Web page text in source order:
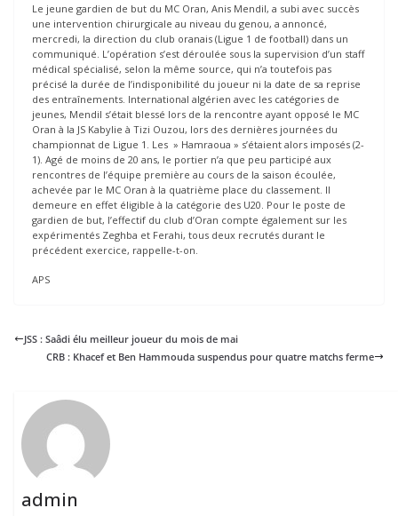
Le jeune gardien de but du MC Oran, Anis Mendil, a subi avec succès
une intervention chirurgicale au niveau du genou, a annoncé,
mercredi, la direction du club oranais (Ligue 1 de football) dans un
communiqué. L’opération s’est déroulée sous la supervision d’un staff
médical spécialisé, selon la même source, qui n’a toutefois pas
précisé la durée de l’indisponibilité du joueur ni la date de sa reprise
des entraînements. International algérien avec les catégories de
jeunes, Mendil s’était blessé lors de la rencontre ayant opposé le MC
Oran à la JS Kabylie à Tizi Ouzou, lors des dernières journées du
championnat de Ligue 1. Les » Hamraoua » s’étaient alors imposés (2-
1). Agé de moins de 20 ans, le portier n’a que peu participé aux
rencontres de l’équipe première au cours de la saison écoulée,
achevée par le MC Oran à la quatrième place du classement. Il
demeure en effet éligible à la catégorie des U20. Pour le poste de
gardien de but, l’effectif du club d’Oran compte également sur les
expérimentés Zeghba et Ferahi, tous deux recrutés durant le
précédent exercice, rappelle-t-on.
APS
JSS : Saâdi élu meilleur joueur du mois de mai
CRB : Khacef et Ben Hammouda suspendus pour quatre matchs ferme
admin